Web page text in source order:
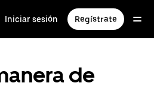
Iniciar sesión Regístrate
de